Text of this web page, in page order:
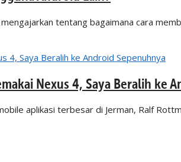
tentang bagaimana cara
Nexus 4, Saya Beralih ke
aplikasi terbesar di Jerman, Ralf